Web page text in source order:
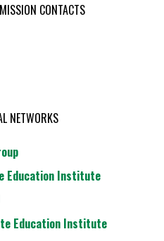
CONTACTS
NETWORKS
Education Institute
Education Institute